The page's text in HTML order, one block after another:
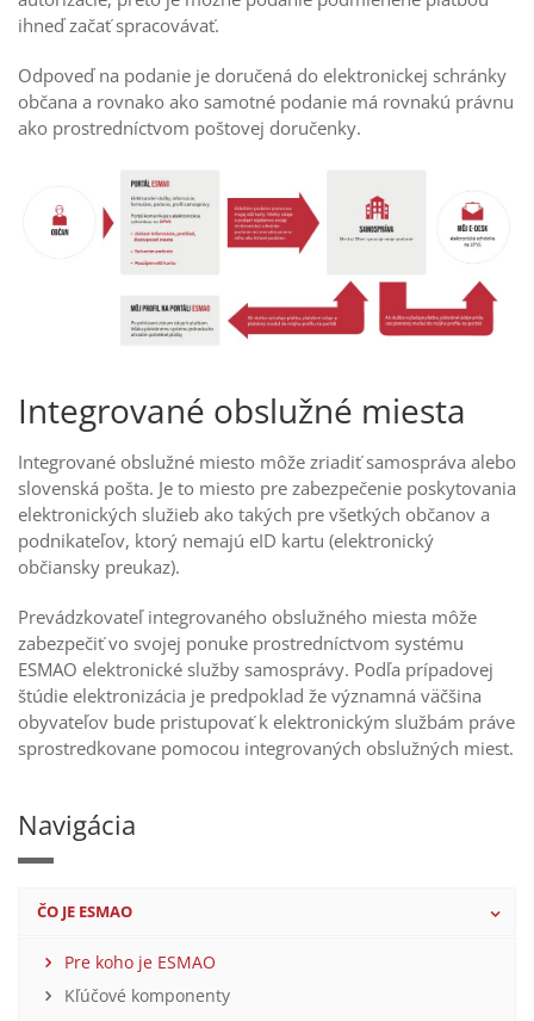
ihneď začať spracovávať.
Odpoveď na podanie je doručená do elektronickej schránky
občana a rovnako ako samotné podanie má rovnakú právnu
ako prostredníctvom poštovej doručenky.
Integrované obslužné miesta
Integrované obslužné miesto môže zriadiť samospráva alebo
slovenská pošta. Je to miesto pre zabezpečenie poskytovania
elektronických služieb ako takých pre všetkých občanov a
podnikateľov, ktorý nemajú eID kartu (elektronický
občiansky preukaz).
Prevádzkovateľ integrovaného obslužného miesta môže
zabezpečiť vo svojej ponuke prostredníctvom systému
ESMAO elektronické služby samosprávy. Podľa prípadovej
štúdie elektronizácia je predpoklad že významná väčšina
obyvateľov bude pristupovať k elektronickým službám práve
sprostredkovane pomocou integrovaných obslužných miest.
Navigácia
ČO JE ESMAO
Pre koho je ESMAO
Kľúčové komponenty